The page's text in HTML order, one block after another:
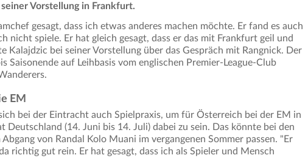
Vorstellung in Frankfurt.
gesagt, dass ich etwas anderes machen möchte. Er fand es auch
nicht spiele. Er hat gleich gesagt, dass er das mit Frankfurt geil und
Kalajdzic bei seiner Vorstellung über das Gespräch mit Rangnick. Der
Saisonende auf Leihbasis vom englischen Premier-League-Club
EM
bei der Eintracht auch Spielpraxis, um für Österreich bei der EM in
Deutschland (14. Juni bis 14. Juli) dabei zu sein. Das könnte bei den
Abgang von Randal Kolo Muani im vergangenen Sommer passen. "Er
richtig gut rein. Er hat gesagt, dass ich als Spieler und Mensch